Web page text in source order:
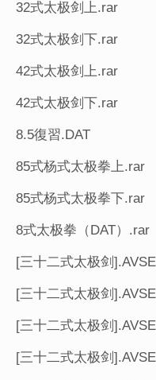
32式太极剑上.rar
32式太极剑下.rar
42式太极剑上.rar
42式太极剑下.rar
8.5復習.DAT
85式杨式太极拳上.rar
85式杨式太极拳下.rar
8式太极拳（DAT）.rar
[三十二式太极剑
[三十二式太极剑
[三十二式太极剑
[三十二式太极剑